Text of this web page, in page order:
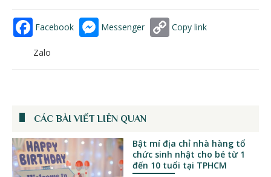
Facebook Messenger Copy link
Zalo
CÁC BÀI VIẾT LIÊN QUAN
Bật mí địa chỉ nhà hàng tổ
chức sinh nhật cho bé từ 1
đến 10 tuổi tại TPHCM